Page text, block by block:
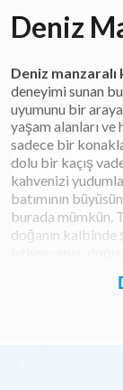
Deniz
Deniz manzaralı
deneyimi sunan
uyumunu bir
yaşam alanları ve
sadece bir
dolu bir kaçış
kahvenizi
batımının
burada mümkün.
doğanın kalbinde
yorgunluğunu